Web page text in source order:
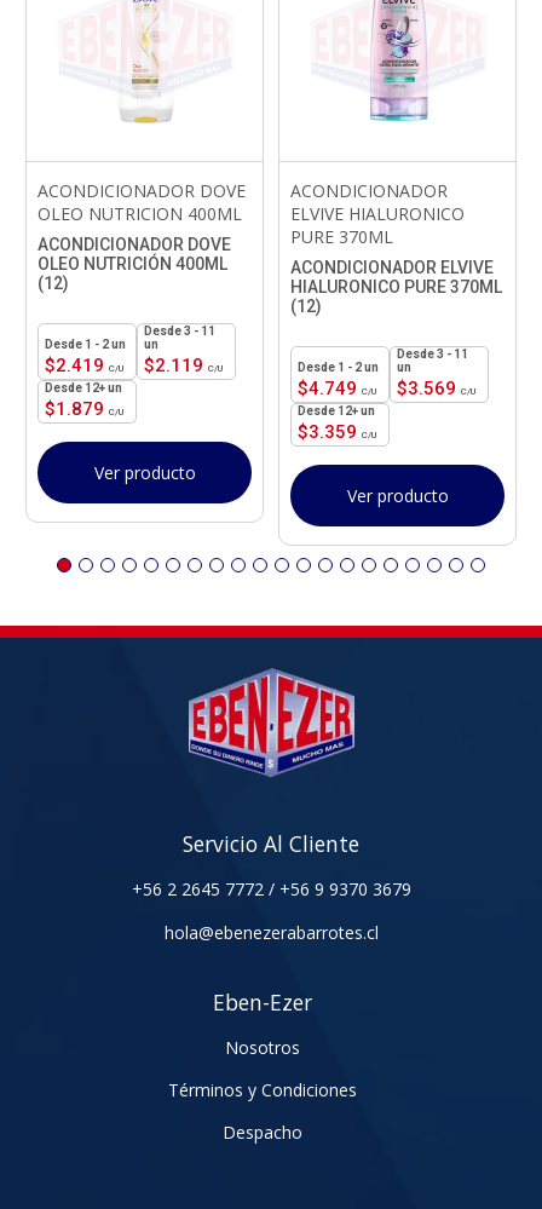
ACONDICIONADOR DOVE
OLEO NUTRICION 400ML
ACONDICIONADOR DOVE
OLEO NUTRICIÓN 400ML
(12)
$2.419
1 - 2un
$2.119
3 - 11
un
$1.879
12+ un
Ver producto
ACONDICIONADOR
ELVIVE HIALURONICO
PURE 370ML
ACONDICIONADOR ELVIVE
HIALURONICO PURE 370ML
(12)
$4.749
1 - 2un
$3.569
3 - 11
un
$3.359
12+ un
Ver producto
Servicio Al Cliente
+56 2 2645 7772 / +56 9 9370 3679
hola@ebenezerabarrotes.cl
Eben-Ezer
Nosotros
Términos y Condiciones
Despacho